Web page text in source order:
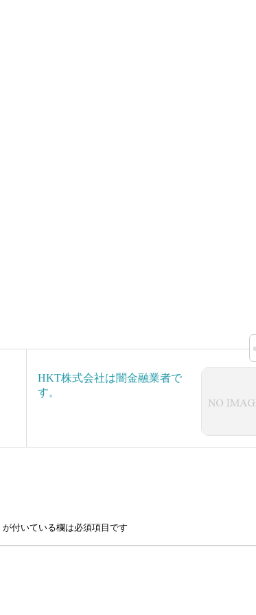
HKT株式会社は闇金融業者で
す。
が付いている欄は必須項目です